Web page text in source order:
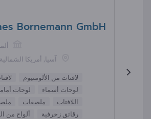
Bornemann GmbH
آسيا, أمريكا
لافتات من الألومنيوم
لوحات أسماء
لوحات
اللافتات
ملصقات
رقائق زخرفية
ألواح من